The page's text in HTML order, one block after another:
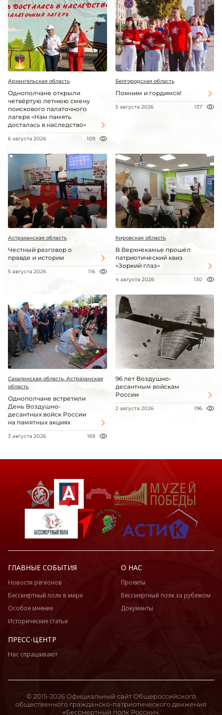
Архангельская область
Однополчане открыли
четвёртую летнюю смену
поискового палаточного
лагеря «Нам память
досталась в наследство»
6 августа 2026 109
Белгородская область
Помним и гордимся!
5 августа 2026 137
Астраханская область
Честный разговор о
правде и истории
5 августа 2026 116
Кировская область
В Верхнекамье прошёл
патриотический квиз
«Зоркий глаз»
4 августа 2026 130
Сахалинская область, Астраханская
область
Однополчане встретили
День Воздушно-
десантных войск России
на памятных акциях
3 августа 2026 169
96 лет Воздушно-
десантным войскам
России
2 августа 2026 196
ГЛАВНЫЕ СОБЫТИЯ
Новости регионов
Бессмертный полк в мире
Особое мнение
Исторические статьи
О НАС
Проекты
Бессмертный полк за рубежом
Документы
ПРЕСС-ЦЕНТР
Нас спрашивают
© 2015-2026 Официальный сайт Общероссийского
общественного гражданско-патриотического движения
«Бессмертный полк России».